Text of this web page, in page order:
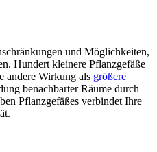
und Möglichkeiten,
Hundert kleinere Pflanzgefäße
andere Wirkung als größere
benachbarter Räume durch
Pflanzgefäßes verbindet Ihre